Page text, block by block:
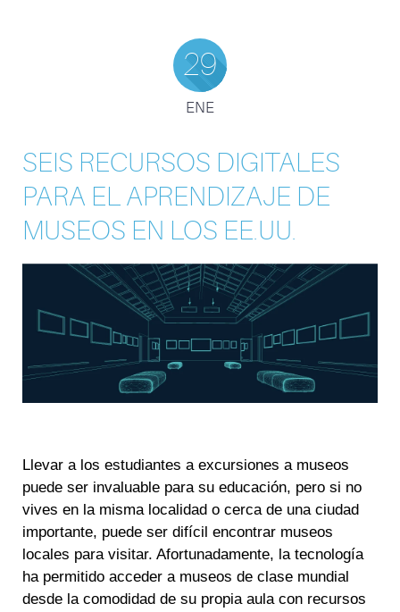
29
ENE
SEIS RECURSOS DIGITALES
PARA EL APRENDIZAJE DE
MUSEOS EN LOS EE.UU.
Llevar a los estudiantes a excursiones a museos
puede ser invaluable para su educación, pero si no
vives en la misma localidad o cerca de una ciudad
importante, puede ser difícil encontrar museos
locales para visitar. Afortunadamente, la tecnología
ha permitido acceder a museos de clase mundial
desde la comodidad de su propia aula con recursos